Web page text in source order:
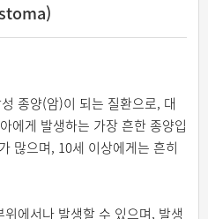
종양(암)이 되는 질환으로, 대
에게 발생하는 가장 흔한 종양입
많으며, 10세 이상에게는 흔히
에서나 발생할 수 있으며, 발생